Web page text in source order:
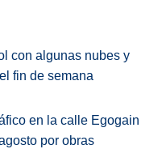
con algunas nubes y
fin de semana
en la calle Egogain
por obras